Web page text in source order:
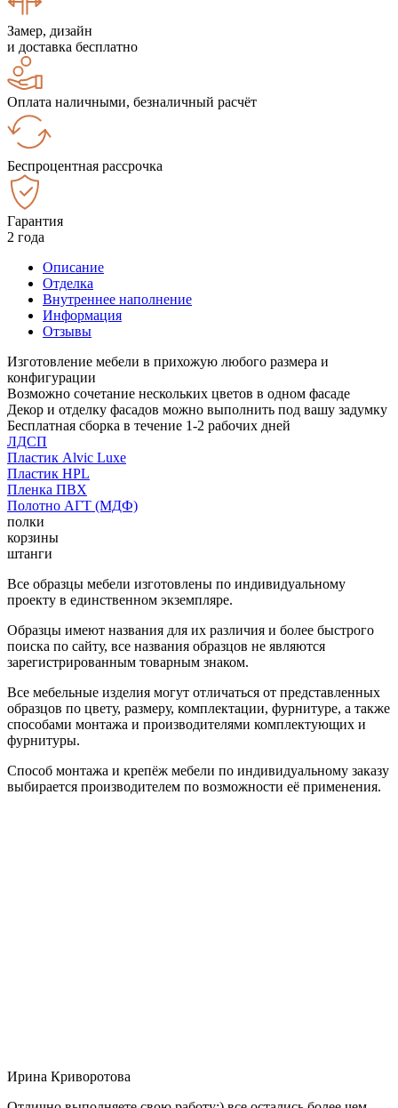
Замер, дизайн
и доставка бесплатно
Оплата наличными, безналичный расчёт
Беспроцентная рассрочка
Гарантия
2 года
Описание
Отделка
Внутреннее наполнение
Информация
Отзывы
Изготовление мебели в прихожую любого размера и
конфигурации
Возможно сочетание нескольких цветов в одном фасаде
Декор и отделку фасадов можно выполнить под вашу задумку
Бесплатная сборка в течение 1-2 рабочих дней
ЛДСП
Пластик Alvic Luxe
Пластик HPL
Пленка ПВХ
Полотно АГТ (МДФ)
полки
корзины
штанги
Все образцы мебели изготовлены по индивидуальному
проекту в единственном экземпляре.
Образцы имеют названия для их различия и более быстрого
поиска по сайту, все названия образцов не являются
зарегистрированным товарным знаком.
Все мебельные изделия могут отличаться от представленных
образцов по цвету, размеру, комплектации, фурнитуре, а также
способами монтажа и производителями комплектующих и
фурнитуры.
Способ монтажа и крепёж мебели по индивидуальному заказу
выбирается производителем по возможности её применения.
Ирина Криворотова